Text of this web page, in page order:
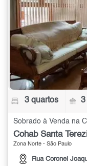
3 quartos 3
Cohab Santa
Zona Norte - São Paulo
Rua Coronel